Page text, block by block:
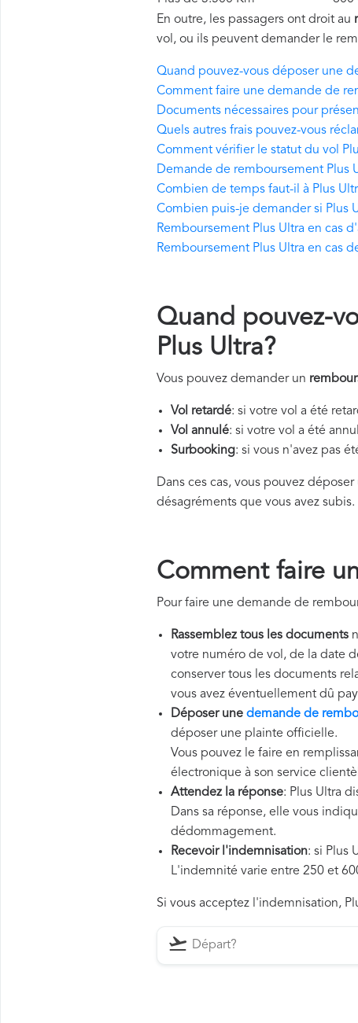
En outre, les passagers ont droit au
vol, ou ils peuvent demander le
Quand pouvez-vous déposer une
Comment faire une demande de
Documents nécessaires pour
Quels autres frais pouvez-vous
Comment vérifier le statut du vol
Demande de remboursement Plus
Combien de temps faut-il à Plus
Combien puis-je demander si Plus
Remboursement Plus Ultra en cas
Remboursement Plus Ultra en cas
Quand pouvez-
Plus Ultra?
Vous pouvez demander un
Vol retardé: si votre vol a été
Vol annulé: si votre vol a été
Surbooking: si vous n'avez pas
Dans ces cas, vous pouvez
désagréments que vous avez subis.
Comment faire
Pour faire une demande de
Rassemblez tous les documents
votre numéro de vol, de la date
conserver tous les documents
vous avez éventuellement dû
Déposer une demande de
déposer une plainte officielle.
Vous pouvez le faire en
électronique à son service
Attendez la réponse: Plus Ultra
Dans sa réponse, elle vous
dédommagement.
Recevoir l'indemnisation: si Plus
L'indemnité varie entre 250 et
Si vous acceptez l'indemnisation,